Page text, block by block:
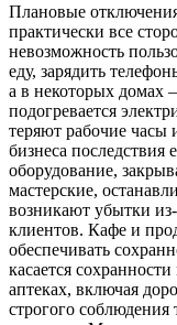
Плановые
практически все
невозможность
еду, зарядить
а в некоторых домах
подогревается
теряют рабочие
бизнеса последствия
оборудование,
мастерские,
возникают убытки
клиентов. Кафе и
обеспечивать
касается
аптеках, включая
строгого